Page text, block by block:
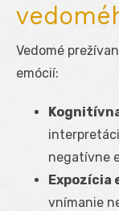
Vedomé
emócií:
negatívne
Expozícia
vnímanie